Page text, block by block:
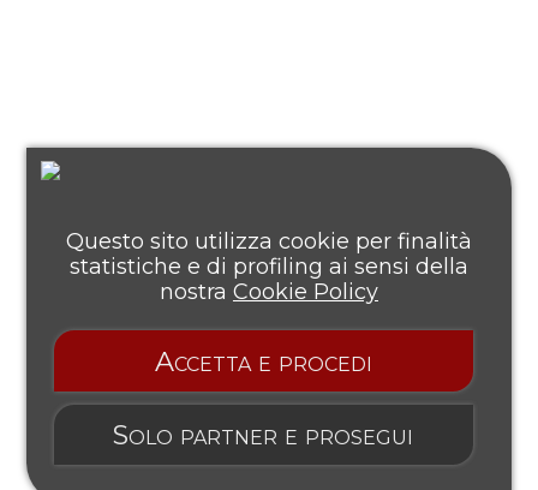
Questo sito utilizza cookie per finalità
statistiche e di profiling ai sensi della
nostra Cookie Policy
Accetta e procedi
Solo partner e prosegui